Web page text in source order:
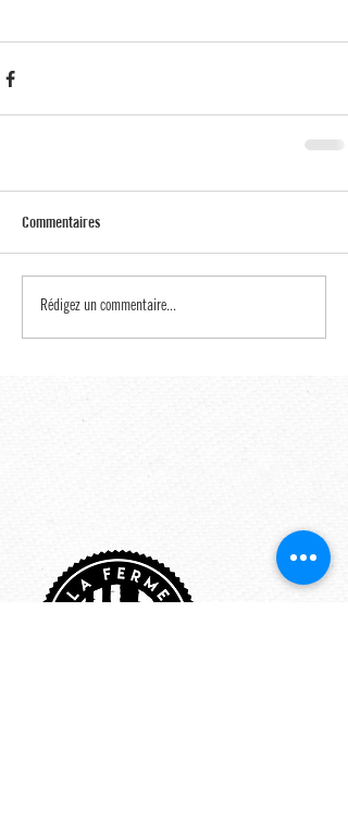
Commentaires
Rédigez un commentaire...